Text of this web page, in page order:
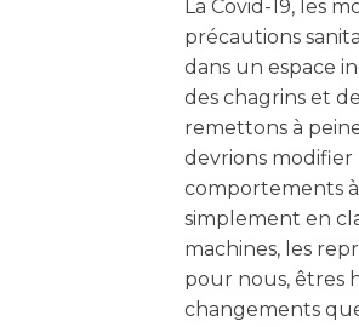
La Covid-19, les
précautions
dans un espace
des chagrins et
remettons à
devrions modifier
comportements à
simplement en
machines, les
pour nous, êtres
changements